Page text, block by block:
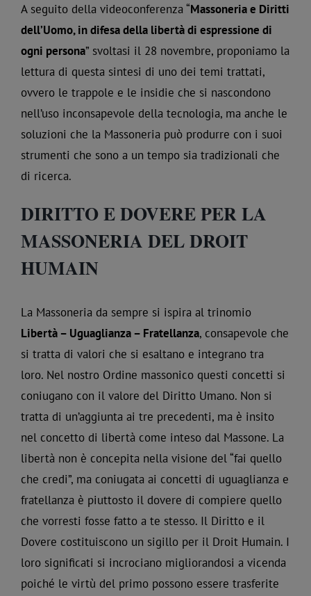
A seguito della videoconferenza “Massoneria e Diritti
dell’Uomo, in difesa della libertà di espressione di
ogni persona” svoltasi il 28 novembre, proponiamo la
lettura di questa sintesi di uno dei temi trattati,
ovvero le trappole e le insidie che si nascondono
nell’uso inconsapevole della tecnologia, ma anche le
soluzioni che la Massoneria può produrre con i suoi
strumenti che sono a un tempo sia tradizionali che
di ricerca.
DIRITTO E DOVERE PER LA
MASSONERIA DEL DROIT
HUMAIN
La Massoneria da sempre si ispira al trinomio
Libertà – Uguaglianza – Fratellanza, consapevole che
si tratta di valori che si esaltano e integrano tra
loro. Nel nostro Ordine massonico questi concetti si
coniugano con il valore del Diritto Umano. Non si
tratta di un’aggiunta ai tre precedenti, ma è insito
nel concetto di libertà come inteso dal Massone. La
libertà non è concepita nella visione del “fai quello
che credi”, ma coniugata ai concetti di uguaglianza e
fratellanza è piuttosto il dovere di compiere quello
che vorresti fosse fatto a te stesso. Il Diritto e il
Dovere costituiscono un sigillo per il Droit Humain. I
loro significati si incrociano migliorandosi a vicenda
poiché le virtù del primo possono essere trasferite